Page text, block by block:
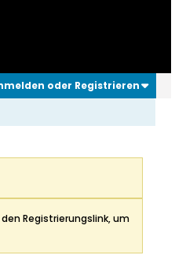
oder Registrieren
Registrierungslink, um